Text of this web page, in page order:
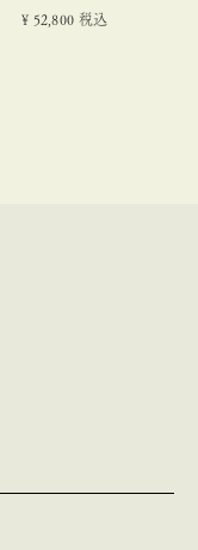
¥ 52,800 税込